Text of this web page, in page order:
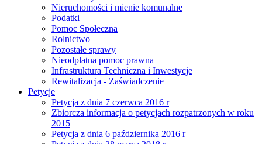
Nieruchomości i mienie komunalne
Podatki
Pomoc Społeczna
Rolnictwo
Pozostałe sprawy
Nieodpłatna pomoc prawna
Infrastruktura Techniczna i Inwestycje
Rewitalizacja - Zaświadczenie
Petycje
Petycja z dnia 7 czerwca 2016 r
Zbiorcza informacja o petycjach rozpatrzonych w roku
2015
Petycja z dnia 6 października 2016 r